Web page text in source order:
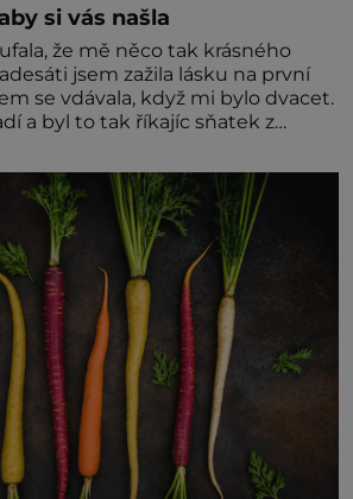
si vás našla
že mě něco tak krásného
jsem zažila lásku na první
se vdávala, když mi bylo dvacet.
a byl to tak říkajíc sňatek z
muž. Manželství nám oběma moc
zjistili, že